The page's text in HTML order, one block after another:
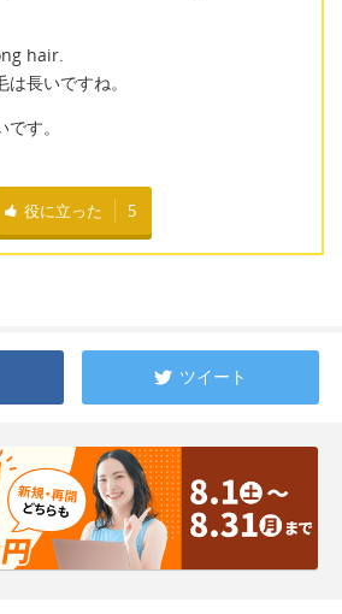
hair.
は長いですね。
す。
役に立った 5
ツイート